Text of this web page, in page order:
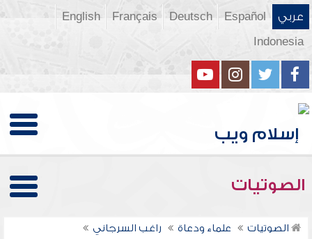
عربي Español
Deutsch
Français
English
Indonesia
الصوتيات
الصوتيات علماء ودعاة
راغب السرجاني